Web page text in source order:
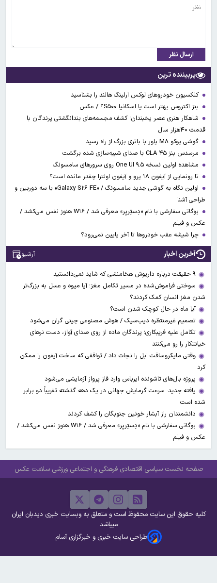
ارسال نظر
پربیننده ترین
کلکسیون خودروهای لوکس ارلینگ هالند را بشناسید
بنز اکتروس بهتر است یا اسکانیا S۵۰۰؟ / عکس
شاهکار هنری عصر یخبندان؛ کشف مجسمه‌های بندانگشتی‌ پرندگان با
قدمت ۴۰هزار سال
گوشی پوکو M۸ پاور با باتری بزرگ از راه رسید
مرسدس بنز CLA ۴۵ با صدای شبیه‌سازی شده برگشت
مشاهده اولین نسخه One UI ۹.۵ روی سرورهای سامسونگ
تا رونمایی از آیفون ۱۸ پرو و آیفون اولترا چقدر مانده است؟
اولین نگاه به گوشی جدید سامسونگ / «Galaxy S۲۶ FE» با سه دوربین و
طراحی آشنا
بوگاتی سفارشی با نام «دِستِریِر» معرفی شد / W۱۶ هنوز نفس می‌کشد /
عکس و فیلم
چرا شیشه عقب خودروها تا آخر پایین نمی‌رود؟
آخرین اخبار آرشیو
۹ حقیقت درباره داریوش هخامنشی که شاید نمی‌دانستید
سوختی فراموش‌شده در مسیر تکامل مغز؛ آیا میوه و عسل به بزرگ‌تر
شدن مغز انسان کمک کردند؟
آیا ماه در حال کوچک شدن است؟
تصمیم غیرمنتظره دیپ‌سیک / هوش مصنوعی چینی گران می‌شود
تکامل علیه فریبکاری؛ پرندگان ماده از روی صدای آواز، دست نرهای
خیانتکار را رو می‌کنند
وقتی مایکروسافت اپل را نجات داد / توافقی که ساخت آیفون را ممکن
کرد
پروژه بال‌های تاشونده ایرباس وارد فاز پرواز آزمایشی می‌شود
یافته جدید: سرعت گرمایش جهانی در یک دهه گذشته تقریباً دو برابر
شده است
دانشمندان راز آبشار خونین جنوبگان را کشف کردند
بوگاتی سفارشی با نام «دِستِریِر» معرفی شد / W۱۶ هنوز نفس می‌کشد /
عکس و فیلم
صفحه نخست سیاسی اقتصادی فرهنگی و اجتماعی ورزشی سلامت عکس
کلیه حقوق این سایت محفوظ است و متعلق به وبسایت خبری دیدبان ایران
میباشد
طراحی سایت خبری و خبرگزاری آسام